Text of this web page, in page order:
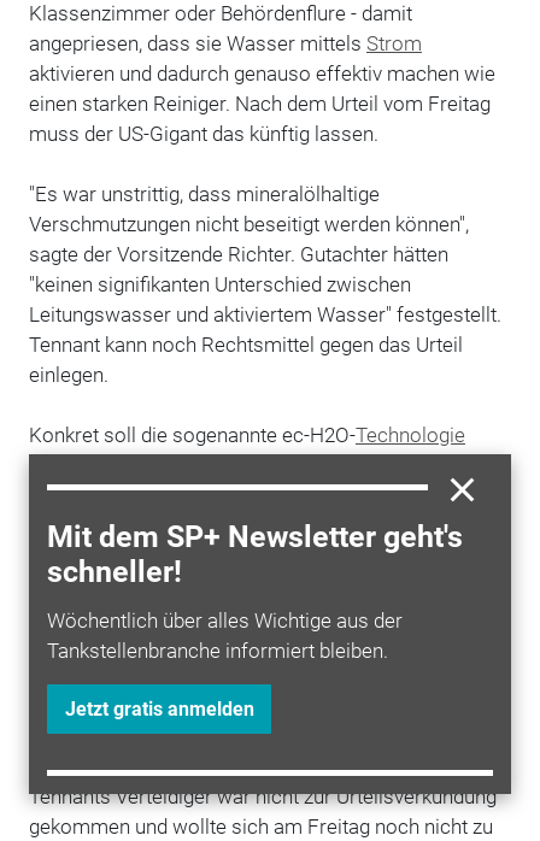
Mit dem SP+ Newsletter geht's
schneller!
Wöchentlich über alles Wichtige aus der
Tankstellenbranche informiert bleiben.
Jetzt gratis anmelden
Klassenzimmer oder Behördenflure - damit
angepriesen, dass sie Wasser mittels Strom
aktivieren und dadurch genauso effektiv machen wie
einen starken Reiniger. Nach dem Urteil vom Freitag
muss der US-Gigant das künftig lassen.
"Es war unstrittig, dass mineralölhaltige
Verschmutzungen nicht beseitigt werden können",
sagte der Vorsitzende Richter. Gutachter hätten
"keinen signifikanten Unterschied zwischen
Leitungswasser und aktiviertem Wasser" festgestellt.
Tennant kann noch Rechtsmittel gegen das Urteil
einlegen.
Konkret soll die sogenannte ec-H2O-Technologie
umwandeln, dass es mindestens so gründlich reinigt
wie chemische Mittel. Sogar "schädlichen
Mikroorganismen" soll so der Garaus gemacht
werden, heißt es in einer Info-Broschüre. Der US-
Hersteller hatte zudem von einer "bewährten
Technologie" gesprochen. Auch das darf er künftig
Tennants Verteidiger erschien nicht zur
Urteilverkündung
Tennants Verteidiger war nicht zur Urteilsverkündung
gekommen und wollte sich am Freitag noch nicht zu